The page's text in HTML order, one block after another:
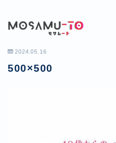
2024.05.16
500×500